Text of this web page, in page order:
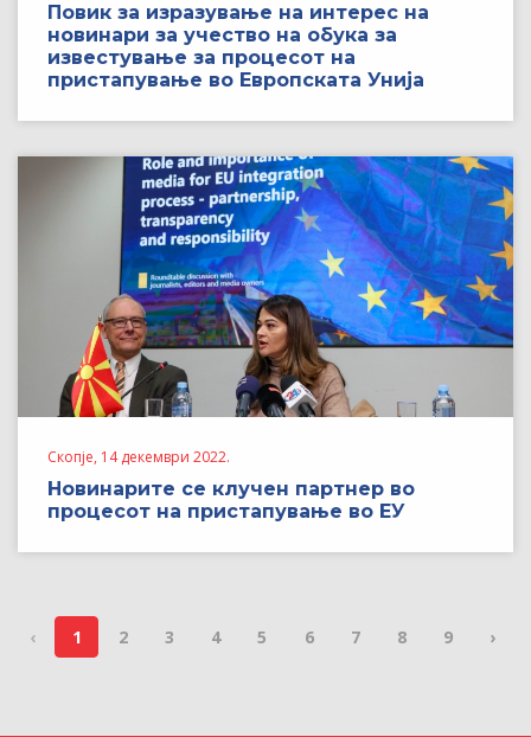
Повик за изразување на интерес на
новинари за учество на обука за
известување за процесот на
пристапување во Европската Унија
Скопје, 14 декември 2022.
Новинарите се клучен партнер во
процесот на пристапување во ЕУ
‹ 1 2 3 4 5 6 7 8 9 ›